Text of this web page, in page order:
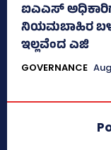
ಐಎಎಸ್‌
ನಿಯಮಬಾಹಿರ
ಇಲ್ಲವೆಂದ ಎಜಿ
GOVERNANCE